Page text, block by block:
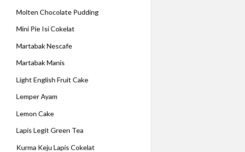
Molten Chocolate Pudding
Mini Pie Isi Cokelat
Martabak Nescafe
Martabak Manis
Light English Fruit Cake
Lemper Ayam
Lemon Cake
Lapis Legit Green Tea
Kurma Keju Lapis Cokelat